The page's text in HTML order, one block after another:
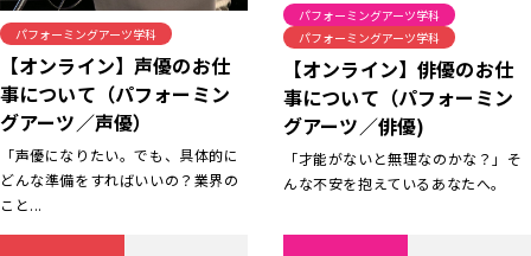
パフォーミングアーツ学科
【オンライン】声優のお仕
事について（パフォーミン
グアーツ／声優）
「声優になりたい。でも、具体的に
どんな準備をすればいいの？業界の
こと...
パフォーミングアーツ学科
パフォーミングアーツ学科
【オンライン】俳優のお仕
事について（パフォーミン
グアーツ／俳優)
「才能がないと無理なのかな？」そ
んな不安を抱えているあなたへ。